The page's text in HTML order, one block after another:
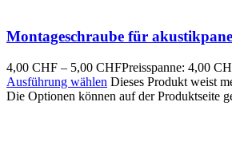
Montageschraube für
4,00 CHF – 5,00 CHFPreisspanne: 4,00
Ausführung wählen Dieses Produkt weist
Die Optionen können auf der Produktseite